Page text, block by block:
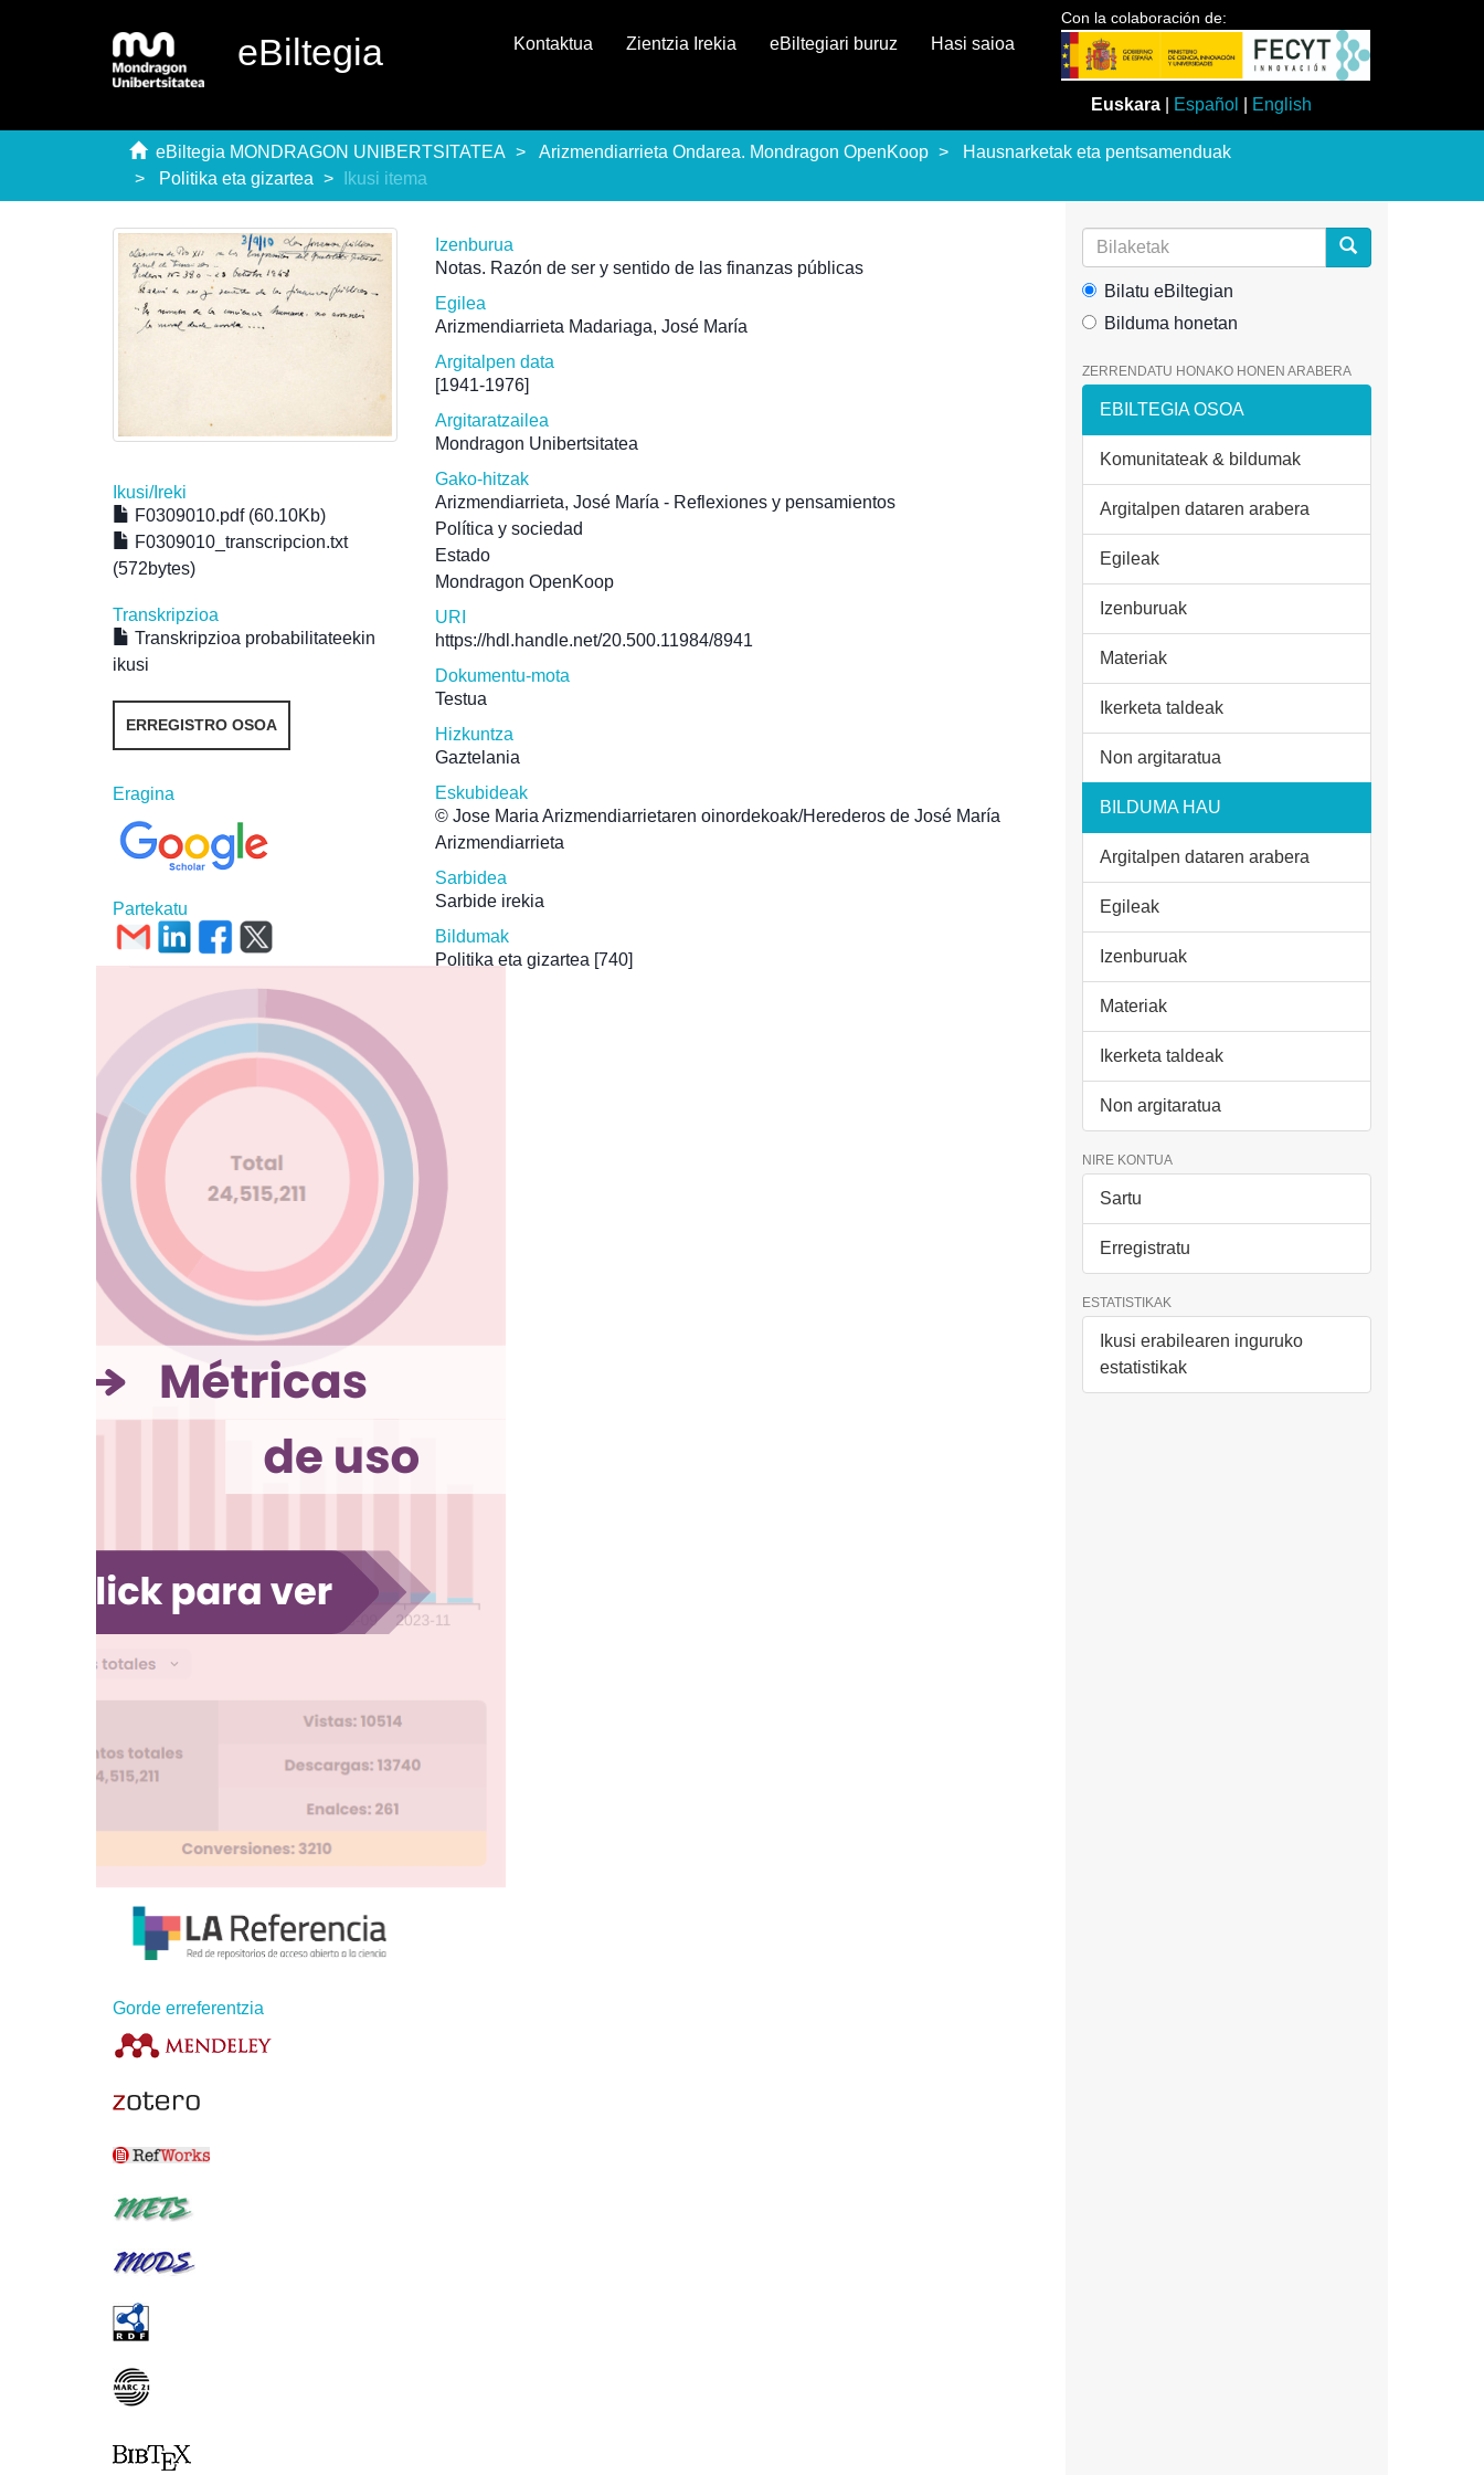
eBiltegia
Con la colaboración de:
Euskara Español English
Kontaktua Zientzia Irekia eBiltegiari buruz Hasi saioa
eBiltegia MONDRAGON UNIBERTSITATEA Arizmendiarrieta Ondarea. Mondragon OpenKoop
Hausnarketak eta pentsamenduak
Politika eta gizartea
Ikusi itema
Ikusi/Ireki
F0309010.pdf (60.10Kb)
F0309010_transcripcion.txt
(572bytes)
Transkripzioa
Transkripzioa probabilitateekin
ikusi
ERREGISTRO OSOA
Eragina
Partekatu
Gorde erreferentzia
Izenburua
Notas. Razón de ser y sentido de las finanzas públicas
Egilea
Arizmendiarrieta Madariaga, José María
Argitalpen data
[1941-1976]
Argitaratzailea
Mondragon Unibertsitatea
Gako-hitzak
Arizmendiarrieta, José María - Reflexiones y pensamientos
Política y sociedad
Estado
Mondragon OpenKoop
URI
https://hdl.handle.net/20.500.11984/8941
Dokumentu-mota
Testua
Hizkuntza
Gaztelania
Eskubideak
© Jose Maria Arizmendiarrietaren oinordekoak/Herederos de José María
Arizmendiarrieta
Sarbidea
Sarbide irekia
Bildumak
Politika eta gizartea [740]
Bilatu eBiltegian
Bilduma honetan
ZERRENDATU HONAKO HONEN ARABERA
EBILTEGIA OSOA
Komunitateak & bildumak
Argitalpen dataren arabera
Egileak
Izenburuak
Materiak
Ikerketa taldeak
Non argitaratua
BILDUMA HAU
Argitalpen dataren arabera
Egileak
Izenburuak
Materiak
Ikerketa taldeak
Non argitaratua
NIRE KONTUA
Sartu
Erregistratu
ESTATISTIKAK
Ikusi erabilearen inguruko
estatistikak